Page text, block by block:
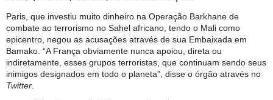
Paris, que investiu muito dinheiro na Operação Barkhane de
combate ao terrorismo no Sahel africano, tendo o Mali como
epicentro, negou as acusações através de sua Embaixada em
Bamako. “A França obviamente nunca apoiou, direta ou
indiretamente, esses grupos terroristas, que continuam sendo seus
inimigos designados em todo o planeta”, disse o órgão através no
Twitter